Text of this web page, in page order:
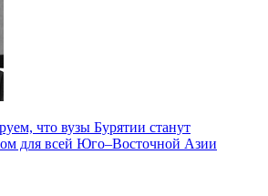
что вузы Бурятии станут
для всей Юго–Восточной Азии